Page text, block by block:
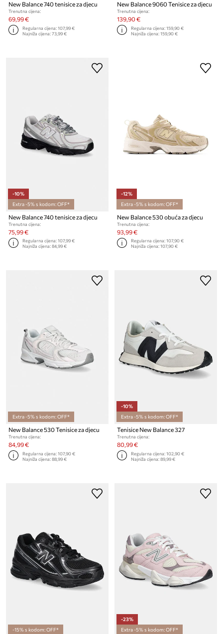
New Balance 740 tenisice za djecu
Trenutna cijena:
69,99 €
Regularna cijena:107,99 €
Najniža cijena:73,99 €
New Balance 9060 Tenisice za djecu
Trenutna cijena:
139,90 €
Regularna cijena:159,90 €
Najniža cijena:159,90 €
-10%
Extra -5% s kodom: OFF*
New Balance 740 tenisice za djecu
Trenutna cijena:
75,99 €
Regularna cijena:107,99 €
Najniža cijena:84,99 €
-12%
Extra -5% s kodom: OFF*
New Balance 530 obuća za djecu
Trenutna cijena:
93,99 €
Regularna cijena:107,90 €
Najniža cijena:107,90 €
Extra -5% s kodom: OFF*
New Balance 530 Tenisice za djecu
Trenutna cijena:
84,99 €
Regularna cijena:107,90 €
Najniža cijena:88,99 €
-10%
Extra -5% s kodom: OFF*
Tenisice New Balance 327
Trenutna cijena:
80,99 €
Regularna cijena:102,90 €
Najniža cijena:89,99 €
-15% s kodom: OFF*
-23%
Extra -5% s kodom: OFF*